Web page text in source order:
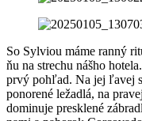
So Sylviou máme ranný
ňu na strechu nášho
prvý pohľad. Na jej ľavej
ponorené ležadlá, na
dominuje presklené